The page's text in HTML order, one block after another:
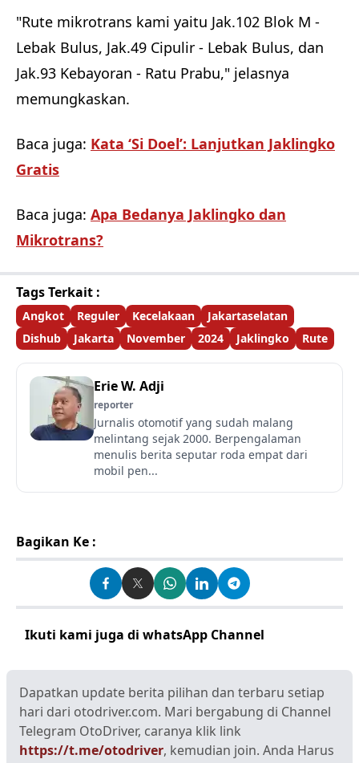
"Rute mikrotrans kami yaitu Jak.102 Blok M -
Lebak Bulus, Jak.49 Cipulir - Lebak Bulus, dan
Jak.93 Kebayoran - Ratu Prabu," jelasnya
memungkaskan.
Baca juga: Kata ‘Si Doel’: Lanjutkan Jaklingko
Gratis
Baca juga: Apa Bedanya Jaklingko dan
Mikrotrans?
Tags Terkait :
Angkot Reguler Kecelakaan
Jakartaselatan
Dishub
Jakarta November 2024 Jaklingko Rute
Erie W. Adji
reporter
Jurnalis otomotif yang sudah malang
melintang sejak 2000. Berpengalaman
menulis berita seputar roda empat dari
mobil pen...
Bagikan Ke :
Ikuti kami juga di whatsApp Channel
Dapatkan update berita pilihan dan terbaru setiap
hari dari otodriver.com. Mari bergabung di Channel
Telegram OtoDriver, caranya klik link
https://t.me/otodriver, kemudian join. Anda Harus